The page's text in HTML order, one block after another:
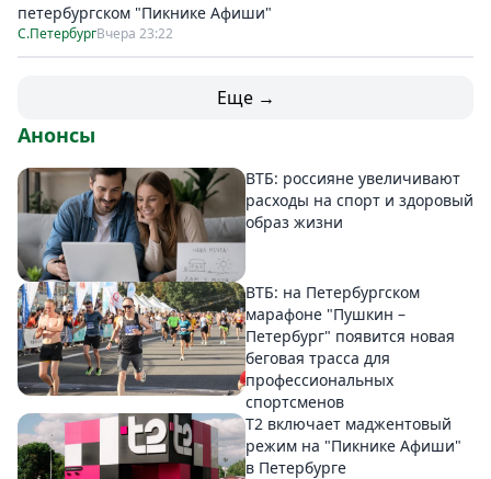
петербургском "Пикнике Афиши"
С.ПетербургВчера 23:22
Еще →
Анонсы
ВТБ: россияне увеличивают
расходы на спорт и здоровый
образ жизни
ВТБ: на Петербургском
марафоне "Пушкин –
Петербург" появится новая
беговая трасса для
профессиональных
спортсменов
Т2 включает маджентовый
режим на "Пикнике Афиши"
в Петербурге